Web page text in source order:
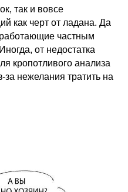
так и вовсе
как черт от ладана. Да
частным
от недостатка
кропотливого анализа
за нежелания тратить на